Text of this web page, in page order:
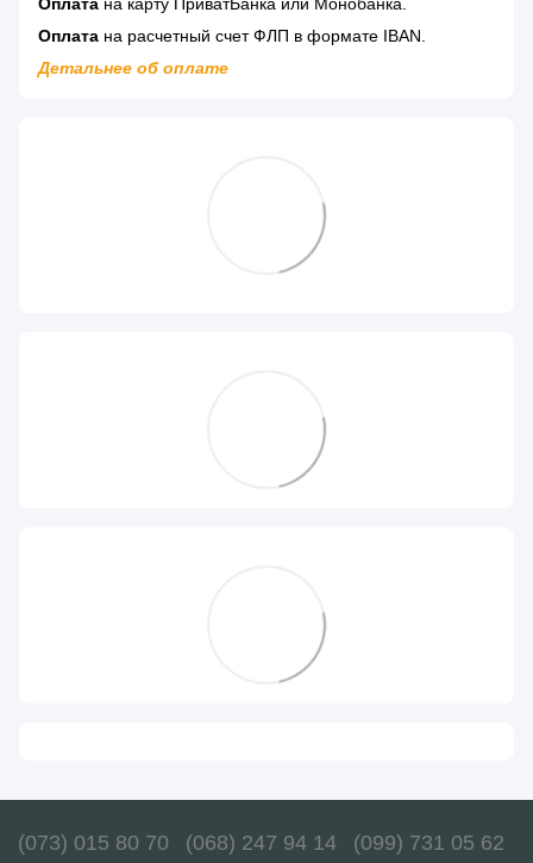
Оплата на карту ПриватБанка или Монобанка.
Оплата на расчетный счет ФЛП в формате IBAN.
Детальнее об оплате
(073) 015 80 70 (068) 247 94 14 (099) 731 05 62